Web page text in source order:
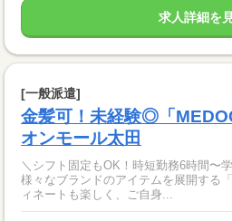
求人詳細を
[一般派遣]
金髪可！未経験◎「
オンモール太田
＼シフト固定もOK！時短勤務6時間〜
様々なブランドのアイテムを展開する
ィネートも楽しく、ご自身...